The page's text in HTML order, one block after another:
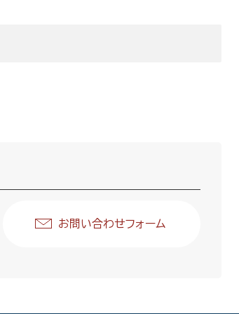
お問い合わせフォーム